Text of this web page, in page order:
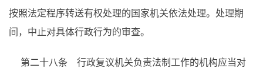
按照法定程序转送有权处理的国家机关依法处理。处理期
间，中止对具体行政行为的审查。
第二十八条 行政复议机关负责法制工作的机构应当对